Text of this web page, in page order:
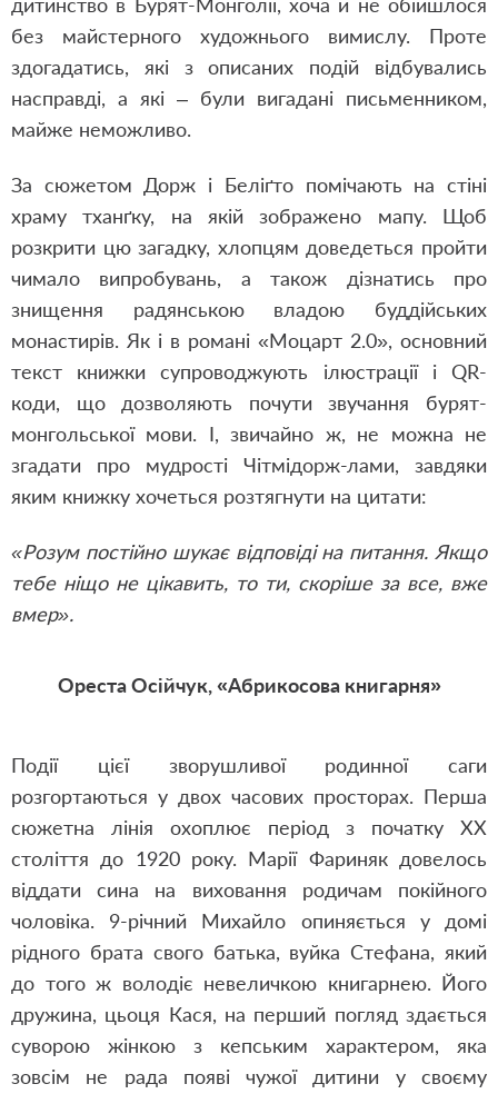
без майстерного художнього вимислу. Проте
здогадатись, які з описаних подій відбувались
насправді, а які – були вигадані письменником,
майже неможливо.
За сюжетом Дорж і Беліґто помічають на стіні
храму тханґку, на якій зображено мапу. Щоб
розкрити цю загадку, хлопцям доведеться пройти
чимало випробувань, а також дізнатись про
знищення радянською владою буддійських
монастирів. Як і в романі «Моцарт 2.0», основний
текст книжки супроводжують ілюстрації і QR-
коди, що дозволяють почути звучання бурят-
монгольської мови. І, звичайно ж, не можна не
згадати про мудрості Чітмідорж-лами, завдяки
яким книжку хочеться розтягнути на цитати:
«Розум постійно шукає відповіді на питання. Якщо
тебе ніщо не цікавить, то ти, скоріше за все, вже
вмер».
Ореста Осійчук, «Абрикосова книгарня»
Події цієї зворушливої родинної саги
розгортаються у двох часових просторах. Перша
сюжетна лінія охоплює період з початку ХХ
століття до 1920 року. Марії Фариняк довелось
віддати сина на виховання родичам покійного
чоловіка. 9-річний Михайло опиняється у домі
рідного брата свого батька, вуйка Стефана, який
до того ж володіє невеличкою книгарнею. Його
дружина, цьоця Кася, на перший погляд здається
суворою жінкою з кепським характером, яка
зовсім не рада появі чужої дитини у своєму